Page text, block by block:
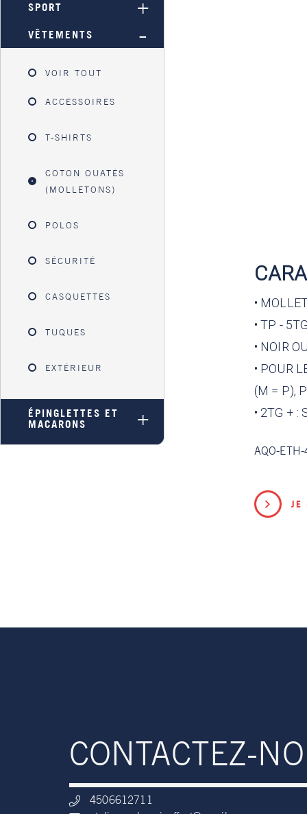
SPORT
VÊTEMENTS
VOIR TOUT
ACCESSOIRES
T-SHIRTS
COTON OUATÉS
(MOLLETONS)
POLOS
SÉCURITÉ
CASQUETTES
TUQUES
EXTÉRIEUR
ÉPINGLETTES ET
MACARONS
•
• TP -
• NOIR OU
• POUR
(M = P),
• 2TG + :
AQO-
JE
CONTACTEZ-
4506612711